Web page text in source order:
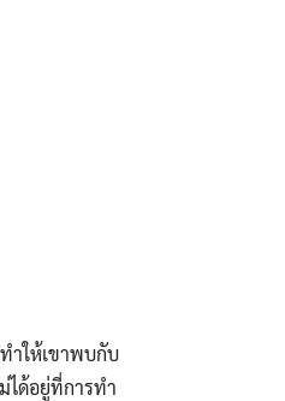
ำให้เขาพบกับ
ได้อยู่ที่การทำ